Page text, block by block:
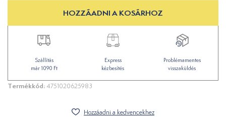
HOZZÁADNI A KOSÁRHOZ
Szállítás
már 1090 Ft
Express
kézbesítés
Problémamentes
visszaküldés
Termékkód: 4751020625983
Hozzáadni a kedvencekhez